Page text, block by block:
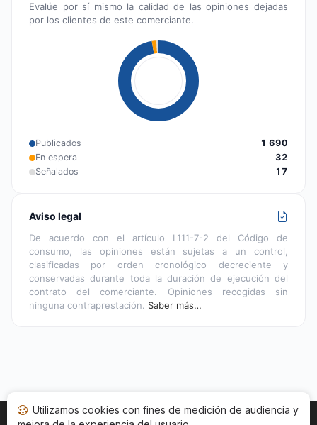
Evalúe por sí mismo la calidad de las opiniones dejadas
por los clientes de este comerciante.
Publicados
1 690
En espera
32
Señalados
17
Aviso legal
De acuerdo con el artículo L111-7-2 del Código de
consumo, las opiniones están sujetas a un control,
clasificadas por orden cronológico decreciente y
conservadas durante toda la duración de ejecución del
contrato del comerciante. Opiniones recogidas sin
ninguna contraprestación. Saber más…
Utilizamos cookies con fines de medición de audiencia y